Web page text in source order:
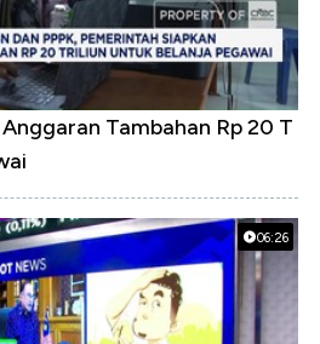
Tambahan Rp 20 T
06:26